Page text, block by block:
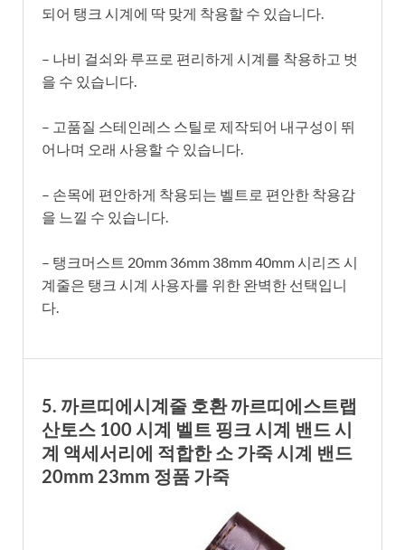
되어 탱크 시계에 딱 맞게 착용할 수 있습니다.
– 나비 걸쇠와 루프로 편리하게 시계를 착용하고 벗
을 수 있습니다.
– 고품질 스테인레스 스틸로 제작되어 내구성이 뛰
어나며 오래 사용할 수 있습니다.
– 손목에 편안하게 착용되는 벨트로 편안한 착용감
을 느낄 수 있습니다.
– 탱크머스트 20mm 36mm 38mm 40mm 시리즈 시
계줄은 탱크 시계 사용자를 위한 완벽한 선택입니
다.
5. 까르띠에시계줄 호환 까르띠에스트랩
산토스 100 시계 벨트 핑크 시계 밴드 시
계 액세서리에 적합한 소 가죽 시계 밴드
20mm 23mm 정품 가죽